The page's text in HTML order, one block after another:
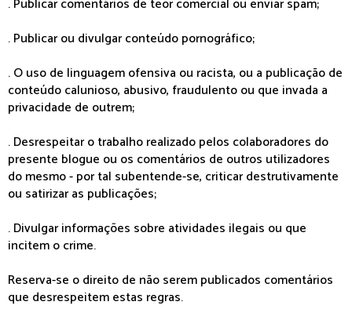
. Publicar ou divulgar conteúdo pornográfico;
. O uso de linguagem ofensiva ou racista, ou a publicação de
conteúdo calunioso, abusivo, fraudulento ou que invada a
privacidade de outrem;
. Desrespeitar o trabalho realizado pelos colaboradores do
presente blogue ou os comentários de outros utilizadores
do mesmo - por tal subentende-se, criticar destrutivamente
ou satirizar as publicações;
. Divulgar informações sobre atividades ilegais ou que
incitem o crime.
Reserva-se o direito de não serem publicados comentários
que desrespeitem estas regras.